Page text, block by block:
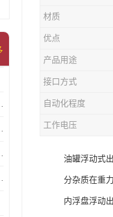
输送效率
输送效率
送效率
力损失
材质
优点
产品用途
接口方式
自动化程度
工作电压
油罐浮动式
分杂质在重
内浮盘浮动